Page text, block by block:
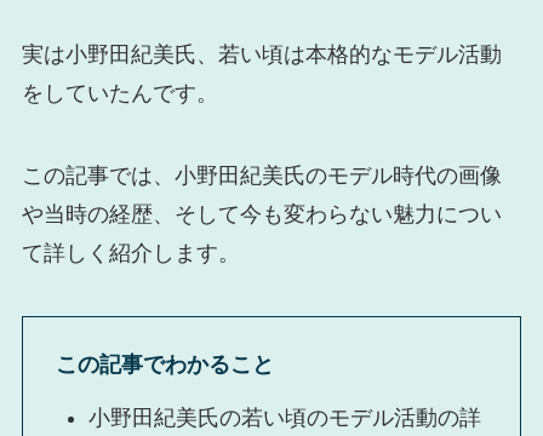
実は小野田紀美氏、若い頃は本格的なモデル活動
をしていたんです。
この記事では、小野田紀美氏のモデル時代の画像
や当時の経歴、そして今も変わらない魅力につい
て詳しく紹介します。
この記事でわかること
小野田紀美氏の若い頃のモデル活動の詳